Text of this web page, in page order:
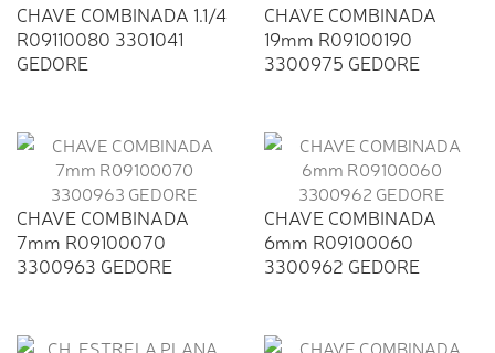
CHAVE COMBINADA 1.1/4
R09110080 3301041
GEDORE
CHAVE COMBINADA
19mm R09100190
3300975 GEDORE
CHAVE COMBINADA
7mm R09100070
3300963 GEDORE
CHAVE COMBINADA
6mm R09100060
3300962 GEDORE